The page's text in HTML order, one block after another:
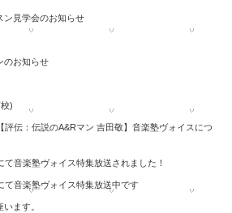
ン見学会のお知らせ
のお知らせ
)
評伝：伝説のA&Rマン 吉田敬】音楽塾ヴォイスにつ
音楽塾ヴォイス特集放送されました！
て音楽塾ヴォイス特集放送中です
ます。